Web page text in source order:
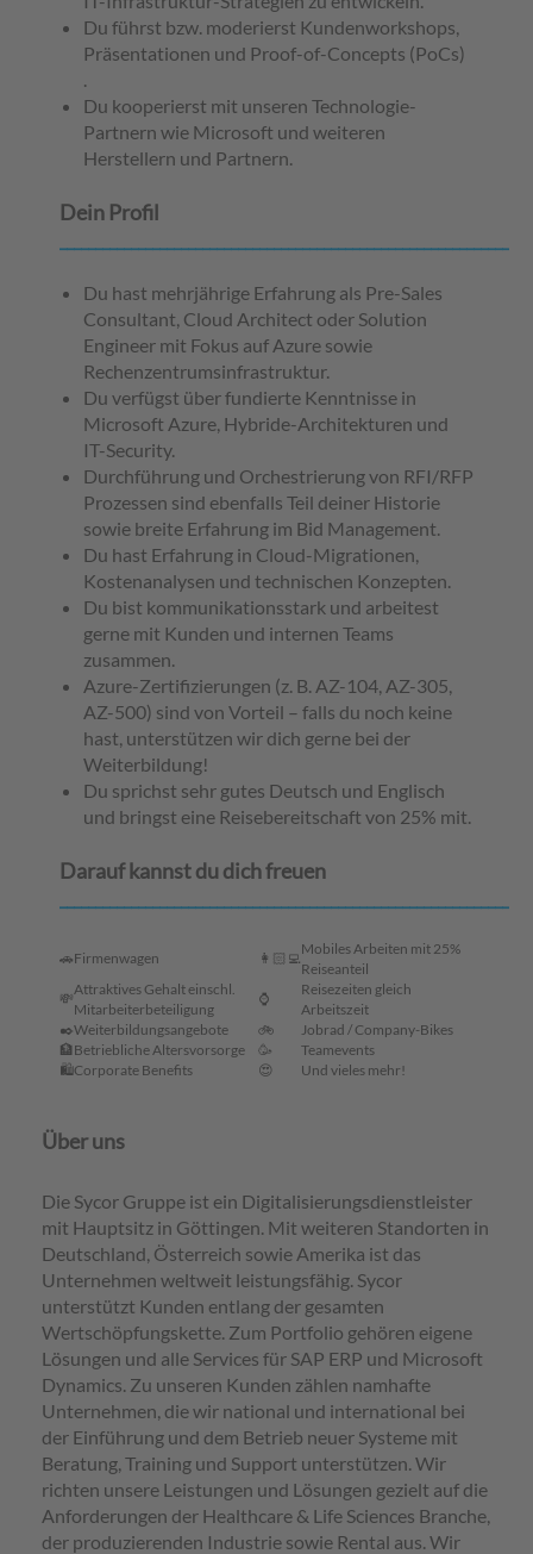
Du führst bzw. moderierst Kundenworkshops,
Präsentationen und Proof-of-Concepts (PoCs)
.
Du kooperierst mit unseren Technologie-
Partnern wie Microsoft und weiteren
Herstellern und Partnern.
Dein Profil
Du hast mehrjährige Erfahrung als Pre-Sales
Consultant, Cloud Architect oder Solution
Engineer mit Fokus auf Azure sowie
Rechenzentrumsinfrastruktur.
Du verfügst über fundierte Kenntnisse in
Microsoft Azure, Hybride-Architekturen und
IT-Security.
Durchführung und Orchestrierung von RFI/RFP
Prozessen sind ebenfalls Teil deiner Historie
sowie breite Erfahrung im Bid Management.
Du hast Erfahrung in Cloud-Migrationen,
Kostenanalysen und technischen Konzepten.
Du bist kommunikationsstark und arbeitest
gerne mit Kunden und internen Teams
zusammen.
Azure-Zertifizierungen (z. B. AZ-104, AZ-305,
AZ-500) sind von Vorteil – falls du noch keine
hast, unterstützen wir dich gerne bei der
Weiterbildung!
Du sprichst sehr gutes Deutsch und Englisch
und bringst eine Reisebereitschaft von 25% mit.
Darauf kannst du dich freuen
🚗Firmenwagen 👩🏻‍💻
Mobiles Arbeiten mit 25%
Reiseanteil
💸
Attraktives Gehalt einschl.
Mitarbeiterbeteiligung
⌚
Reisezeiten gleich
Arbeitszeit
✒️Weiterbildungsangebote 🚲
Jobrad / Company-Bikes
🏦Betriebliche Altersvorsorge 🥳
Teamevents
🛍️Corporate Benefits 😍 Und vieles mehr!
Über
Über uns
Die Sycor Gruppe ist ein Digitalisierungsdienstleister
mit Hauptsitz in Göttingen. Mit weiteren Standorten in
Deutschland, Österreich sowie Amerika ist das
Unternehmen weltweit leistungsfähig. Sycor
unterstützt Kunden entlang der gesamten
Wertschöpfungskette. Zum Portfolio gehören eigene
Lösungen und alle Services für SAP ERP und Microsoft
Dynamics. Zu unseren Kunden zählen namhafte
Unternehmen, die wir national und international bei
der Einführung und dem Betrieb neuer Systeme mit
Beratung, Training und Support unterstützen. Wir
richten unsere Leistungen und Lösungen gezielt auf die
Anforderungen der Healthcare & Life Sciences Branche,
der produzierenden Industrie sowie Rental aus. Wir